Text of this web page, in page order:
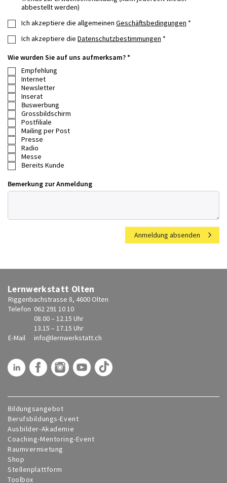
abbestellt werden)
Ich akzeptiere die allgemeinen Geschäftsbedingungen *
Ich akzeptiere die Datenschutzbestimmungen *
Wie wurden Sie auf uns aufmerksam? *
Empfehlung
Internet
Newsletter
Inserat
Buswerbung
Grossbildschirm
Postfiliale
Mailing per Post
Presse
Radio
Messe
Bereits Kunde
Bemerkung zur Anmeldung
Anmeldung absenden
Lernwerkstatt Olten
Riggenbachstrasse 8, 4600 Olten
Telefon 062 291 10 10
08.00 – 12.15 Uhr
13.15 – 17.15 Uhr
E-Mail
info@lernwerkstatt.ch
Bildungsangebot
Berufsbildungs-Event
Ausbilder-Akademie
Coaching-Mentoring-Event
Raumvermietung
Shop
Stellenplattform
Toolbox